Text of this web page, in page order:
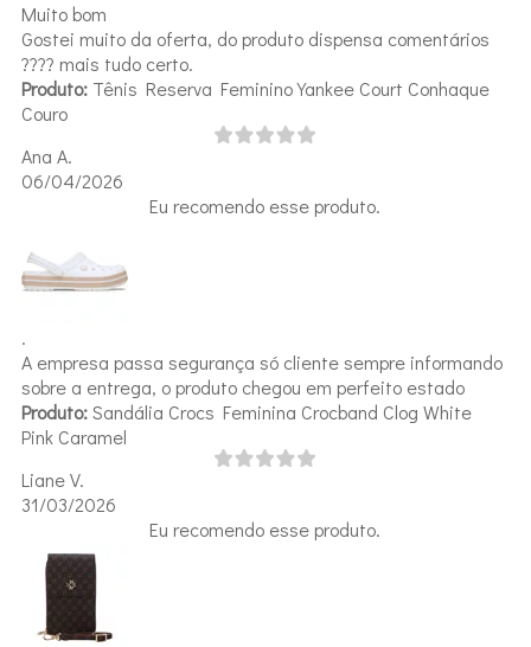
Muito bom
Gostei muito da oferta, do produto dispensa comentários
???? mais tudo certo.
Produto:Tênis Reserva Feminino Yankee Court Conhaque
Couro
Ana A.
06/04/2026
Eu recomendo esse produto.
.
A empresa passa segurança só cliente sempre informando
sobre a entrega, o produto chegou em perfeito estado
Produto:Sandália Crocs Feminina Crocband Clog White
Pink Caramel
Liane V.
31/03/2026
Eu recomendo esse produto.